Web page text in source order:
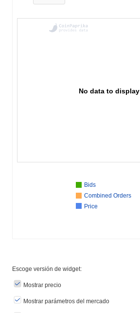
No data to display
Bids
Combined Orders
Price
Escoge versión de widget:
Mostrar precio
Mostrar parámetros del mercado